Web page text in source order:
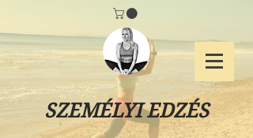
SZEMÉLYI EDZÉS